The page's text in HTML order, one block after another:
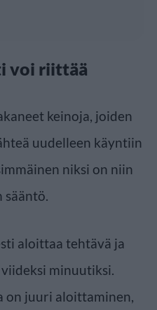
voi riittää
keinoja, joiden
uudelleen käyntiin
niksi on niin
aloittaa tehtävä ja
minuutiksi.
on juuri aloittaminen,